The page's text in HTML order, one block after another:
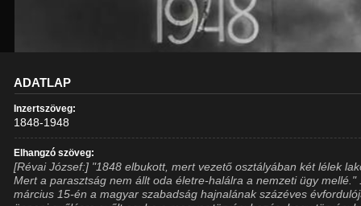
ADATLAP
Inzertszöveg:
1848-1948
Elhangzó szöveg:
[Révai József:] "1848 elbukott, mert vezető osztályában két lélek
Mert a parasztság nem állt oda életre-halálra a nemzeti ügy mellé."
március 15-én a magyar szabadság hajnalának százéves